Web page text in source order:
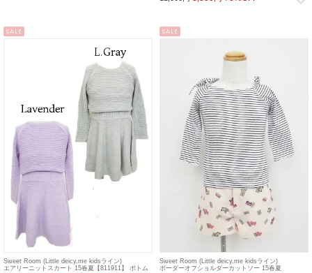
SALE
Sweet Room (Little deicy,me kidsライン)
エアリーニットスカート 15春夏【811911】 ボトム
SALE
Sweet Room (Little deicy,me kidsライン)
ボーダーオフショルダーカットソー 15春夏